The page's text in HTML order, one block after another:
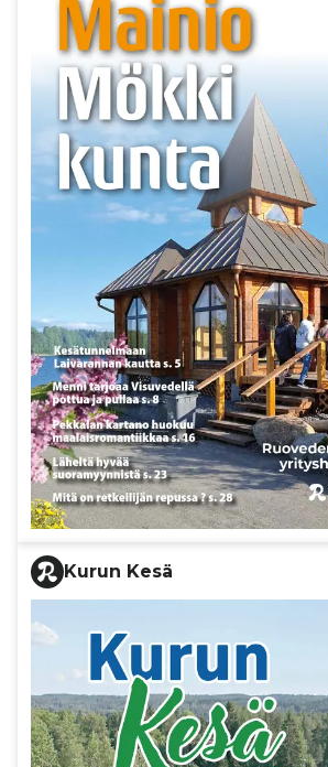
Kurun Kesä